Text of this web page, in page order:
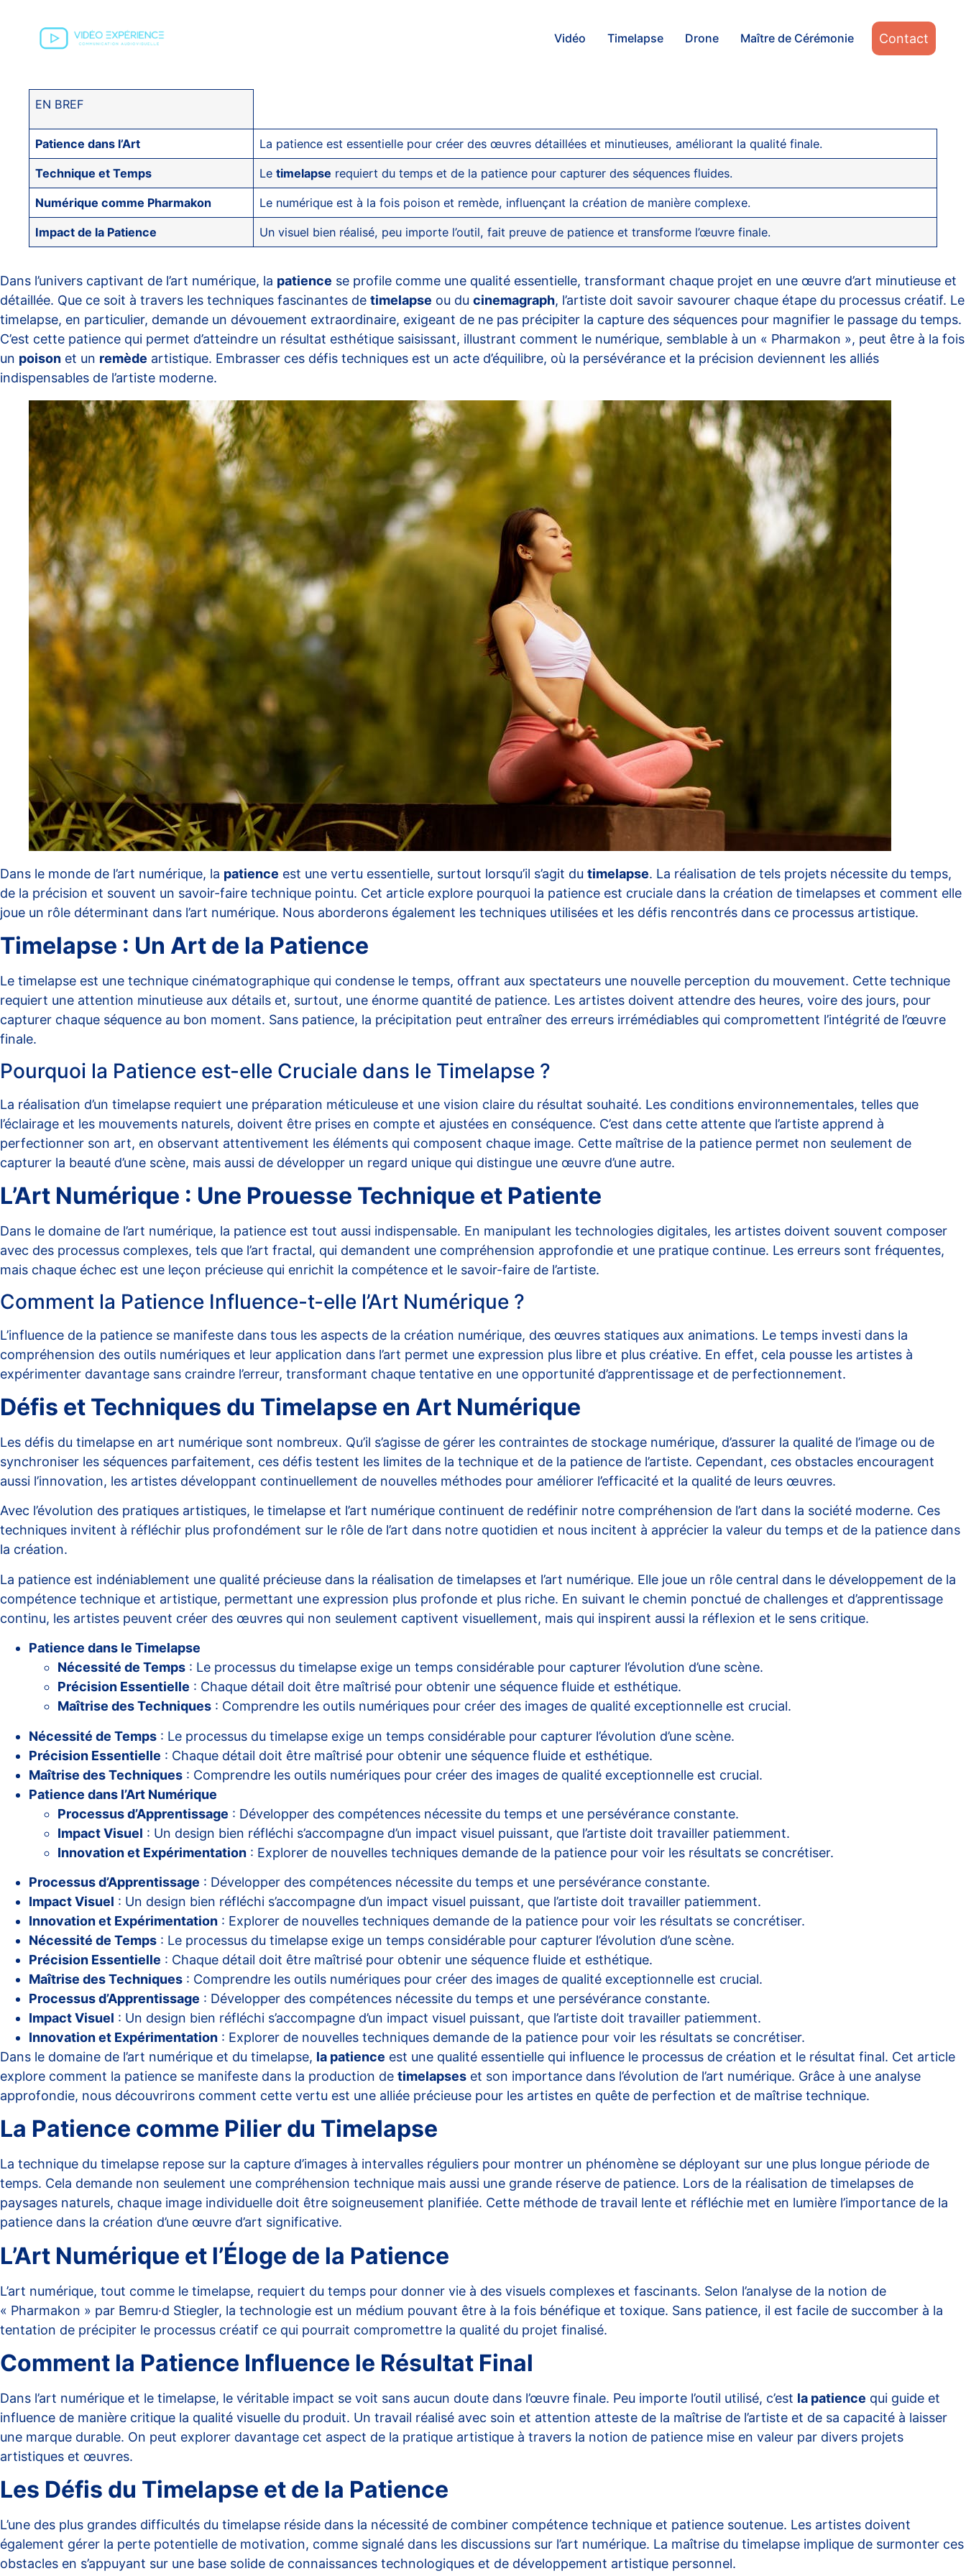
Vidéo Timelapse Drone Maître de Cérémonie Contact
EN BREF
Patience dans l’Art La patience est essentielle pour créer des œuvres détaillées et minutieuses, améliorant la qualité finale.
Technique et Temps Letimelapse requiert du temps et de la patience pour capturer des séquences fluides.
Numérique comme Pharmakon Le numérique est à la fois poison et remède, influençant la création de manière complexe.
Impact de la Patience Un visuel bien réalisé, peu importe l’outil, fait preuve de patience et transforme l’œuvre finale.
Dans l’univers captivant de l’art numérique, la patience se profile comme une qualité essentielle, transformant chaque projet en une œuvre d’art minutieuse et
détaillée. Que ce soit à travers les techniques fascinantes de timelapse ou du cinemagraph, l’artiste doit savoir savourer chaque étape du processus créatif. Le
timelapse, en particulier, demande un dévouement extraordinaire, exigeant de ne pas précipiter la capture des séquences pour magnifier le passage du temps.
C’est cette patience qui permet d’atteindre un résultat esthétique saisissant, illustrant comment le numérique, semblable à un « Pharmakon », peut être à la fois
un poison et un remède artistique. Embrasser ces défis techniques est un acte d’équilibre, où la persévérance et la précision deviennent les alliés
indispensables de l’artiste moderne.
Dans le monde de l’art numérique, la patience est une vertu essentielle, surtout lorsqu’il s’agit du timelapse. La réalisation de tels projets nécessite du temps,
de la précision et souvent un savoir-faire technique pointu. Cet article explore pourquoi la patience est cruciale dans la création de timelapses et comment elle
joue un rôle déterminant dans l’art numérique. Nous aborderons également les techniques utilisées et les défis rencontrés dans ce processus artistique.
Timelapse : Un Art de la Patience
Le timelapse est une technique cinématographique qui condense le temps, offrant aux spectateurs une nouvelle perception du mouvement. Cette technique
requiert une attention minutieuse aux détails et, surtout, une énorme quantité de patience. Les artistes doivent attendre des heures, voire des jours, pour
capturer chaque séquence au bon moment. Sans patience, la précipitation peut entraîner des erreurs irrémédiables qui compromettent l’intégrité de l’œuvre
finale.
Pourquoi la Patience est-elle Cruciale dans le Timelapse ?
La réalisation d’un timelapse requiert une préparation méticuleuse et une vision claire du résultat souhaité. Les conditions environnementales, telles que
l’éclairage et les mouvements naturels, doivent être prises en compte et ajustées en conséquence. C’est dans cette attente que l’artiste apprend à
perfectionner son art, en observant attentivement les éléments qui composent chaque image. Cette maîtrise de la patience permet non seulement de
capturer la beauté d’une scène, mais aussi de développer un regard unique qui distingue une œuvre d’une autre.
L’Art Numérique : Une Prouesse Technique et Patiente
Dans le domaine de l’art numérique, la patience est tout aussi indispensable. En manipulant les technologies digitales, les artistes doivent souvent composer
avec des processus complexes, tels que l’art fractal, qui demandent une compréhension approfondie et une pratique continue. Les erreurs sont fréquentes,
mais chaque échec est une leçon précieuse qui enrichit la compétence et le savoir-faire de l’artiste.
Comment la Patience Influence-t-elle l’Art Numérique ?
L’influence de la patience se manifeste dans tous les aspects de la création numérique, des œuvres statiques aux animations. Le temps investi dans la
compréhension des outils numériques et leur application dans l’art permet une expression plus libre et plus créative. En effet, cela pousse les artistes à
expérimenter davantage sans craindre l’erreur, transformant chaque tentative en une opportunité d’apprentissage et de perfectionnement.
Défis et Techniques du Timelapse en Art Numérique
Les défis du timelapse en art numérique sont nombreux. Qu’il s’agisse de gérer les contraintes de stockage numérique, d’assurer la qualité de l’image ou de
synchroniser les séquences parfaitement, ces défis testent les limites de la technique et de la patience de l’artiste. Cependant, ces obstacles encouragent
aussi l’innovation, les artistes développant continuellement de nouvelles méthodes pour améliorer l’efficacité et la qualité de leurs œuvres.
Avec l’évolution des pratiques artistiques, le timelapse et l’art numérique continuent de redéfinir notre compréhension de l’art dans la société moderne. Ces
techniques invitent à réfléchir plus profondément sur le rôle de l’art dans notre quotidien et nous incitent à apprécier la valeur du temps et de la patience dans
la création.
La patience est indéniablement une qualité précieuse dans la réalisation de timelapses et l’art numérique. Elle joue un rôle central dans le développement de la
compétence technique et artistique, permettant une expression plus profonde et plus riche. En suivant le chemin ponctué de challenges et d’apprentissage
continu, les artistes peuvent créer des œuvres qui non seulement captivent visuellement, mais qui inspirent aussi la réflexion et le sens critique.
Patience dans le Timelapse
Nécessité de Temps : Le processus du timelapse exige un temps considérable pour capturer l’évolution d’une scène.
Précision Essentielle : Chaque détail doit être maîtrisé pour obtenir une séquence fluide et esthétique.
Maîtrise des Techniques : Comprendre les outils numériques pour créer des images de qualité exceptionnelle est crucial.
Nécessité de Temps : Le processus du timelapse exige un temps considérable pour capturer l’évolution d’une scène.
Précision Essentielle : Chaque détail doit être maîtrisé pour obtenir une séquence fluide et esthétique.
Maîtrise des Techniques : Comprendre les outils numériques pour créer des images de qualité exceptionnelle est crucial.
Patience dans l’Art Numérique
Processus d’Apprentissage : Développer des compétences nécessite du temps et une persévérance constante.
Impact Visuel : Un design bien réfléchi s’accompagne d’un impact visuel puissant, que l’artiste doit travailler patiemment.
Innovation et Expérimentation : Explorer de nouvelles techniques demande de la patience pour voir les résultats se concrétiser.
Processus d’Apprentissage : Développer des compétences nécessite du temps et une persévérance constante.
Impact Visuel : Un design bien réfléchi s’accompagne d’un impact visuel puissant, que l’artiste doit travailler patiemment.
Innovation et Expérimentation : Explorer de nouvelles techniques demande de la patience pour voir les résultats se concrétiser.
Nécessité de Temps : Le processus du timelapse exige un temps considérable pour capturer l’évolution d’une scène.
Précision Essentielle : Chaque détail doit être maîtrisé pour obtenir une séquence fluide et esthétique.
Maîtrise des Techniques : Comprendre les outils numériques pour créer des images de qualité exceptionnelle est crucial.
Processus d’Apprentissage : Développer des compétences nécessite du temps et une persévérance constante.
Impact Visuel : Un design bien réfléchi s’accompagne d’un impact visuel puissant, que l’artiste doit travailler patiemment.
Innovation et Expérimentation : Explorer de nouvelles techniques demande de la patience pour voir les résultats se concrétiser.
Dans le domaine de l’art numérique et du timelapse, la patience est une qualité essentielle qui influence le processus de création et le résultat final. Cet article
explore comment la patience se manifeste dans la production de timelapses et son importance dans l’évolution de l’art numérique. Grâce à une analyse
approfondie, nous découvrirons comment cette vertu est une alliée précieuse pour les artistes en quête de perfection et de maîtrise technique.
La Patience comme Pilier du Timelapse
La technique du timelapse repose sur la capture d’images à intervalles réguliers pour montrer un phénomène se déployant sur une plus longue période de
temps. Cela demande non seulement une compréhension technique mais aussi une grande réserve de patience. Lors de la réalisation de timelapses de
paysages naturels, chaque image individuelle doit être soigneusement planifiée. Cette méthode de travail lente et réfléchie met en lumière l’importance de la
patience dans la création d’une œuvre d’art significative.
L’Art Numérique et l’Éloge de la Patience
L’art numérique, tout comme le timelapse, requiert du temps pour donner vie à des visuels complexes et fascinants. Selon l’analyse de la notion de
« Pharmakon » par Bemru·d Stiegler, la technologie est un médium pouvant être à la fois bénéfique et toxique. Sans patience, il est facile de succomber à la
tentation de précipiter le processus créatif ce qui pourrait compromettre la qualité du projet finalisé.
Comment la Patience Influence le Résultat Final
Dans l’art numérique et le timelapse, le véritable impact se voit sans aucun doute dans l’œuvre finale. Peu importe l’outil utilisé, c’est la patience qui guide et
influence de manière critique la qualité visuelle du produit. Un travail réalisé avec soin et attention atteste de la maîtrise de l’artiste et de sa capacité à laisser
une marque durable. On peut explorer davantage cet aspect de la pratique artistique à travers la notion de patience mise en valeur par divers projets
artistiques et œuvres.
Les Défis du Timelapse et de la Patience
L’une des plus grandes difficultés du timelapse réside dans la nécessité de combiner compétence technique et patience soutenue. Les artistes doivent
également gérer la perte potentielle de motivation, comme signalé dans les discussions sur l’art numérique. La maîtrise du timelapse implique de surmonter ces
obstacles en s’appuyant sur une base solide de connaissances technologiques et de développement artistique personnel.